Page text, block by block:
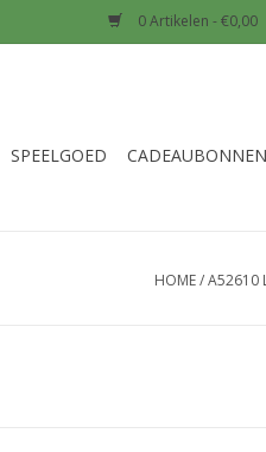
0 Artikelen - €0,00
SPEELGOED CADEAUBONNEN
HOME/A52610